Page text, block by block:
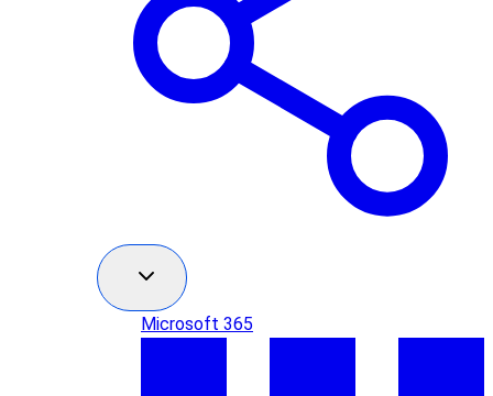
Microsoft 365